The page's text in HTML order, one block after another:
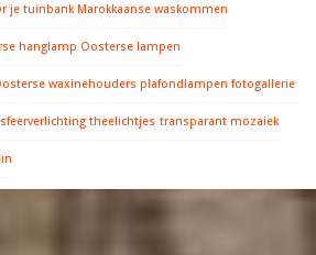
je tuinbank Marokkaanse waskommen
hanglamp Oosterse lampen
waxinehouders plafondlampen fotogallerie
sfeerverlichting theelichtjes transparant mozaiek